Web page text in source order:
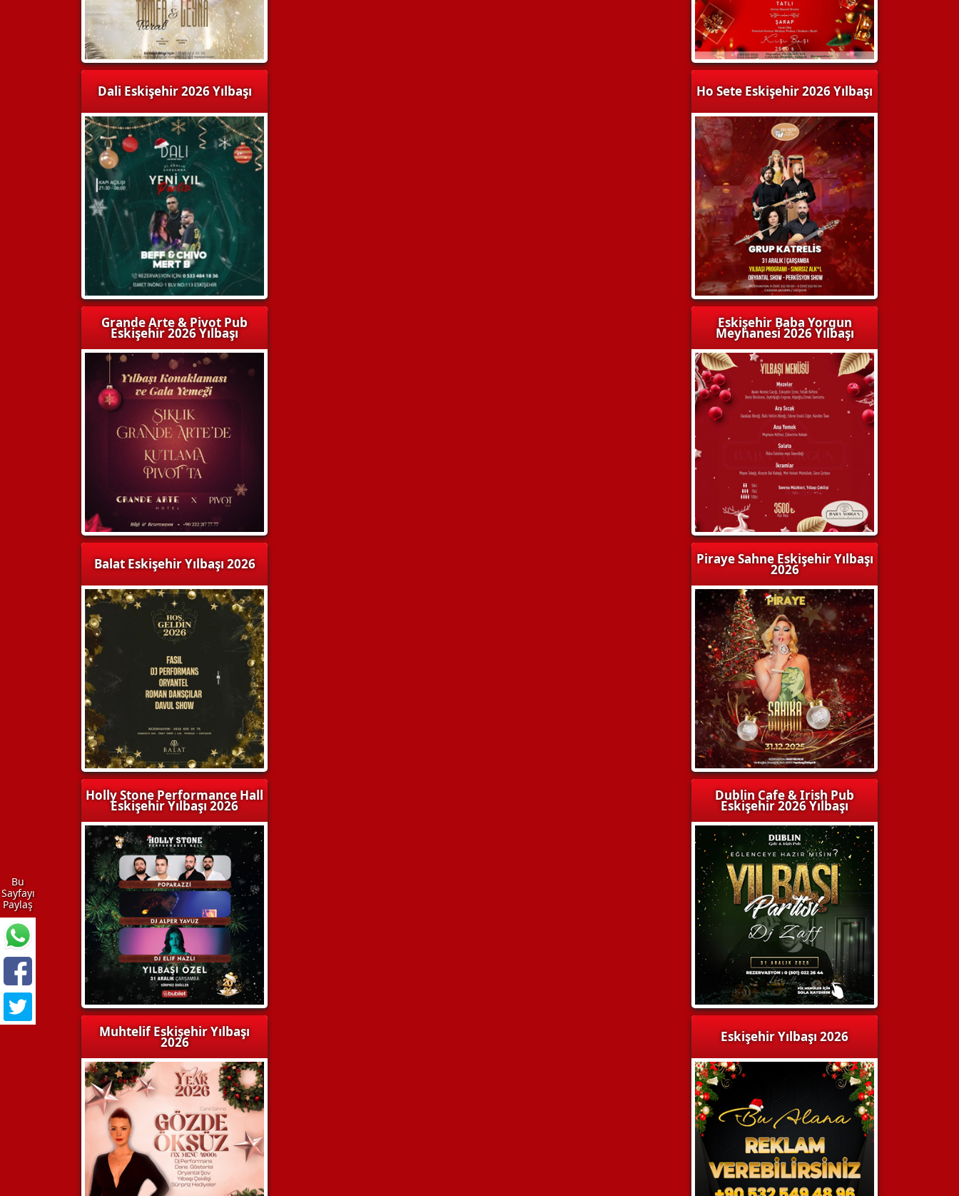
Dali Eskişehir 2026 Yılbaşı
Grande Arte & Pivot Pub
Eskişehir 2026 Yılbaşı
Balat Eskişehir Yılbaşı 2026
Holly Stone Performance Hall
Eskişehir Yılbaşı 2026
Muhtelif Eskişehir Yılbaşı
2026
Ho Sete Eskişehir 2026 Yılbaşı
Eskişehir Baba Yorgun
Meyhanesi 2026 Yılbaşı
Piraye Sahne Eskişehir Yılbaşı
2026
Dublin Cafe & Irish Pub
Eskişehir 2026 Yılbaşı
Eskişehir Yılbaşı 2026
Bu
Sayfayı
Paylaş